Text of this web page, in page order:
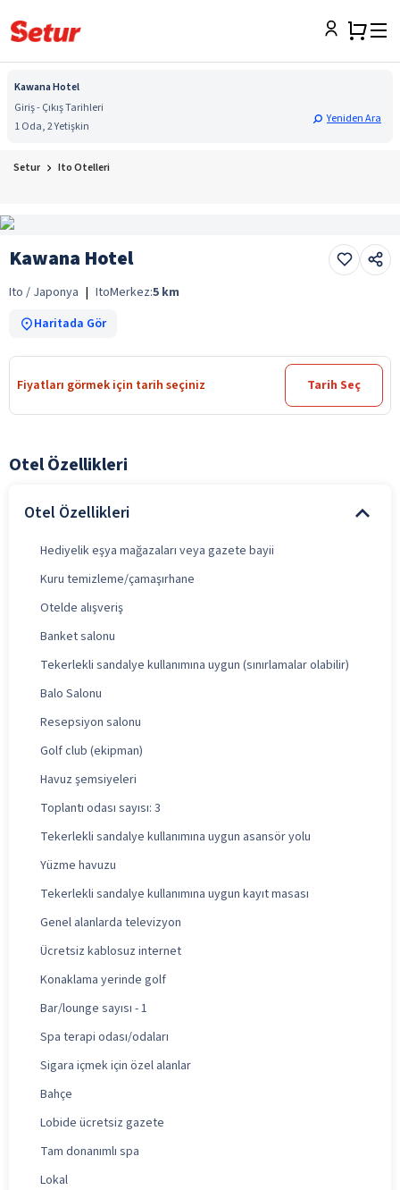
Kawana Hotel
Giriş - Çıkış Tarihleri
1 Oda, 2 Yetişkin
Yeniden Ara
Setur Ito Otelleri
Kawana Hotel
Ito / Japonya | ItoMerkez:5 km
Haritada Gör
Fiyatları görmek için tarih seçiniz Tarih Seç
Otel Özellikleri
Otel Özellikleri
Hediyelik eşya mağazaları veya gazete bayii
Kuru temizleme/çamaşırhane
Otelde alışveriş
Banket salonu
Tekerlekli sandalye kullanımına uygun (sınırlamalar olabilir)
Balo Salonu
Resepsiyon salonu
Golf club (ekipman)
Havuz şemsiyeleri
Toplantı odası sayısı: 3
Tekerlekli sandalye kullanımına uygun asansör yolu
Yüzme havuzu
Tekerlekli sandalye kullanımına uygun kayıt masası
Genel alanlarda televizyon
Ücretsiz kablosuz internet
Konaklama yerinde golf
Bar/lounge sayısı - 1
Spa terapi odası/odaları
Sigara içmek için özel alanlar
Bahçe
Lobide ücretsiz gazete
Tam donanımlı spa
Lokal